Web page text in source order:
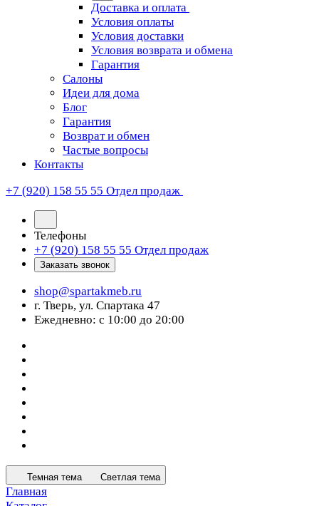
Доставка и оплата
Условия оплаты
Условия доставки
Условия возврата и обмена
Гарантия
Салоны
Идеи для дома
Блог
Гарантия
Возврат и обмен
Частые вопросы
Контакты
+7 (920) 158 55 55 Отдел продаж
Телефоны
+7 (920) 158 55 55 Отдел продаж
Заказать звонок
shop@spartakmeb.ru
г. Тверь, ул. Спартака 47
Ежедневно: с 10:00 до 20:00
Темная тема Светлая тема
Главная